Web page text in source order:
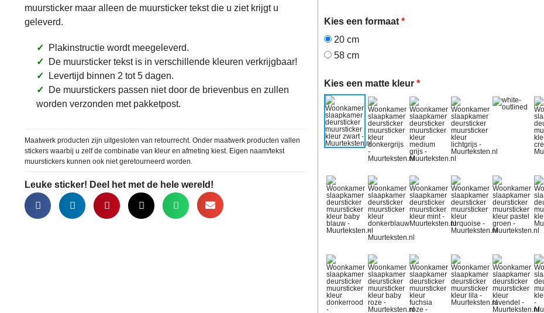
muursticker maar alleen de muursticker tekst die u ziet krijgt u
geleverd.
✓ Plakinstructie wordt meegeleverd.
✓ De muursticker tekst is in verschillende kleuren verkrijgbaar!
✓ Levertijd binnen 2 tot 5 dagen.
✓ De muurstickers passen niet door de brievenbus en zullen
worden verzonden met pakketpost.
Maatwerk producten zijn uitgesloten van retourrecht. Onder maatwerk producten vallen
stickers waarbij u zelf de combinatie van kleur en afmeting kiest. Eigen naam/tekst
muurstickers kunnen ook niet geretourneerd worden.
Leuke sticker! Deel het met de hele wereld!
Kies een formaat*
20 cm
58 cm
Kies een matte kleur *